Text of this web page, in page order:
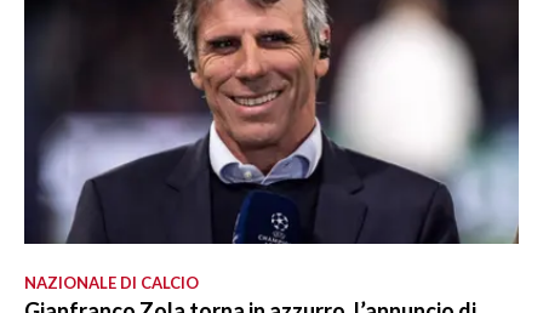
NAZIONALE DI CALCIO